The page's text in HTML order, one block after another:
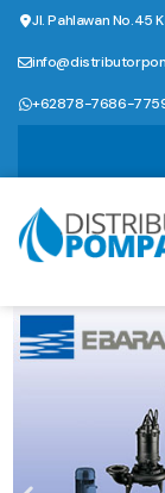
Jl. Pahlawan No.45
+62878-7686-